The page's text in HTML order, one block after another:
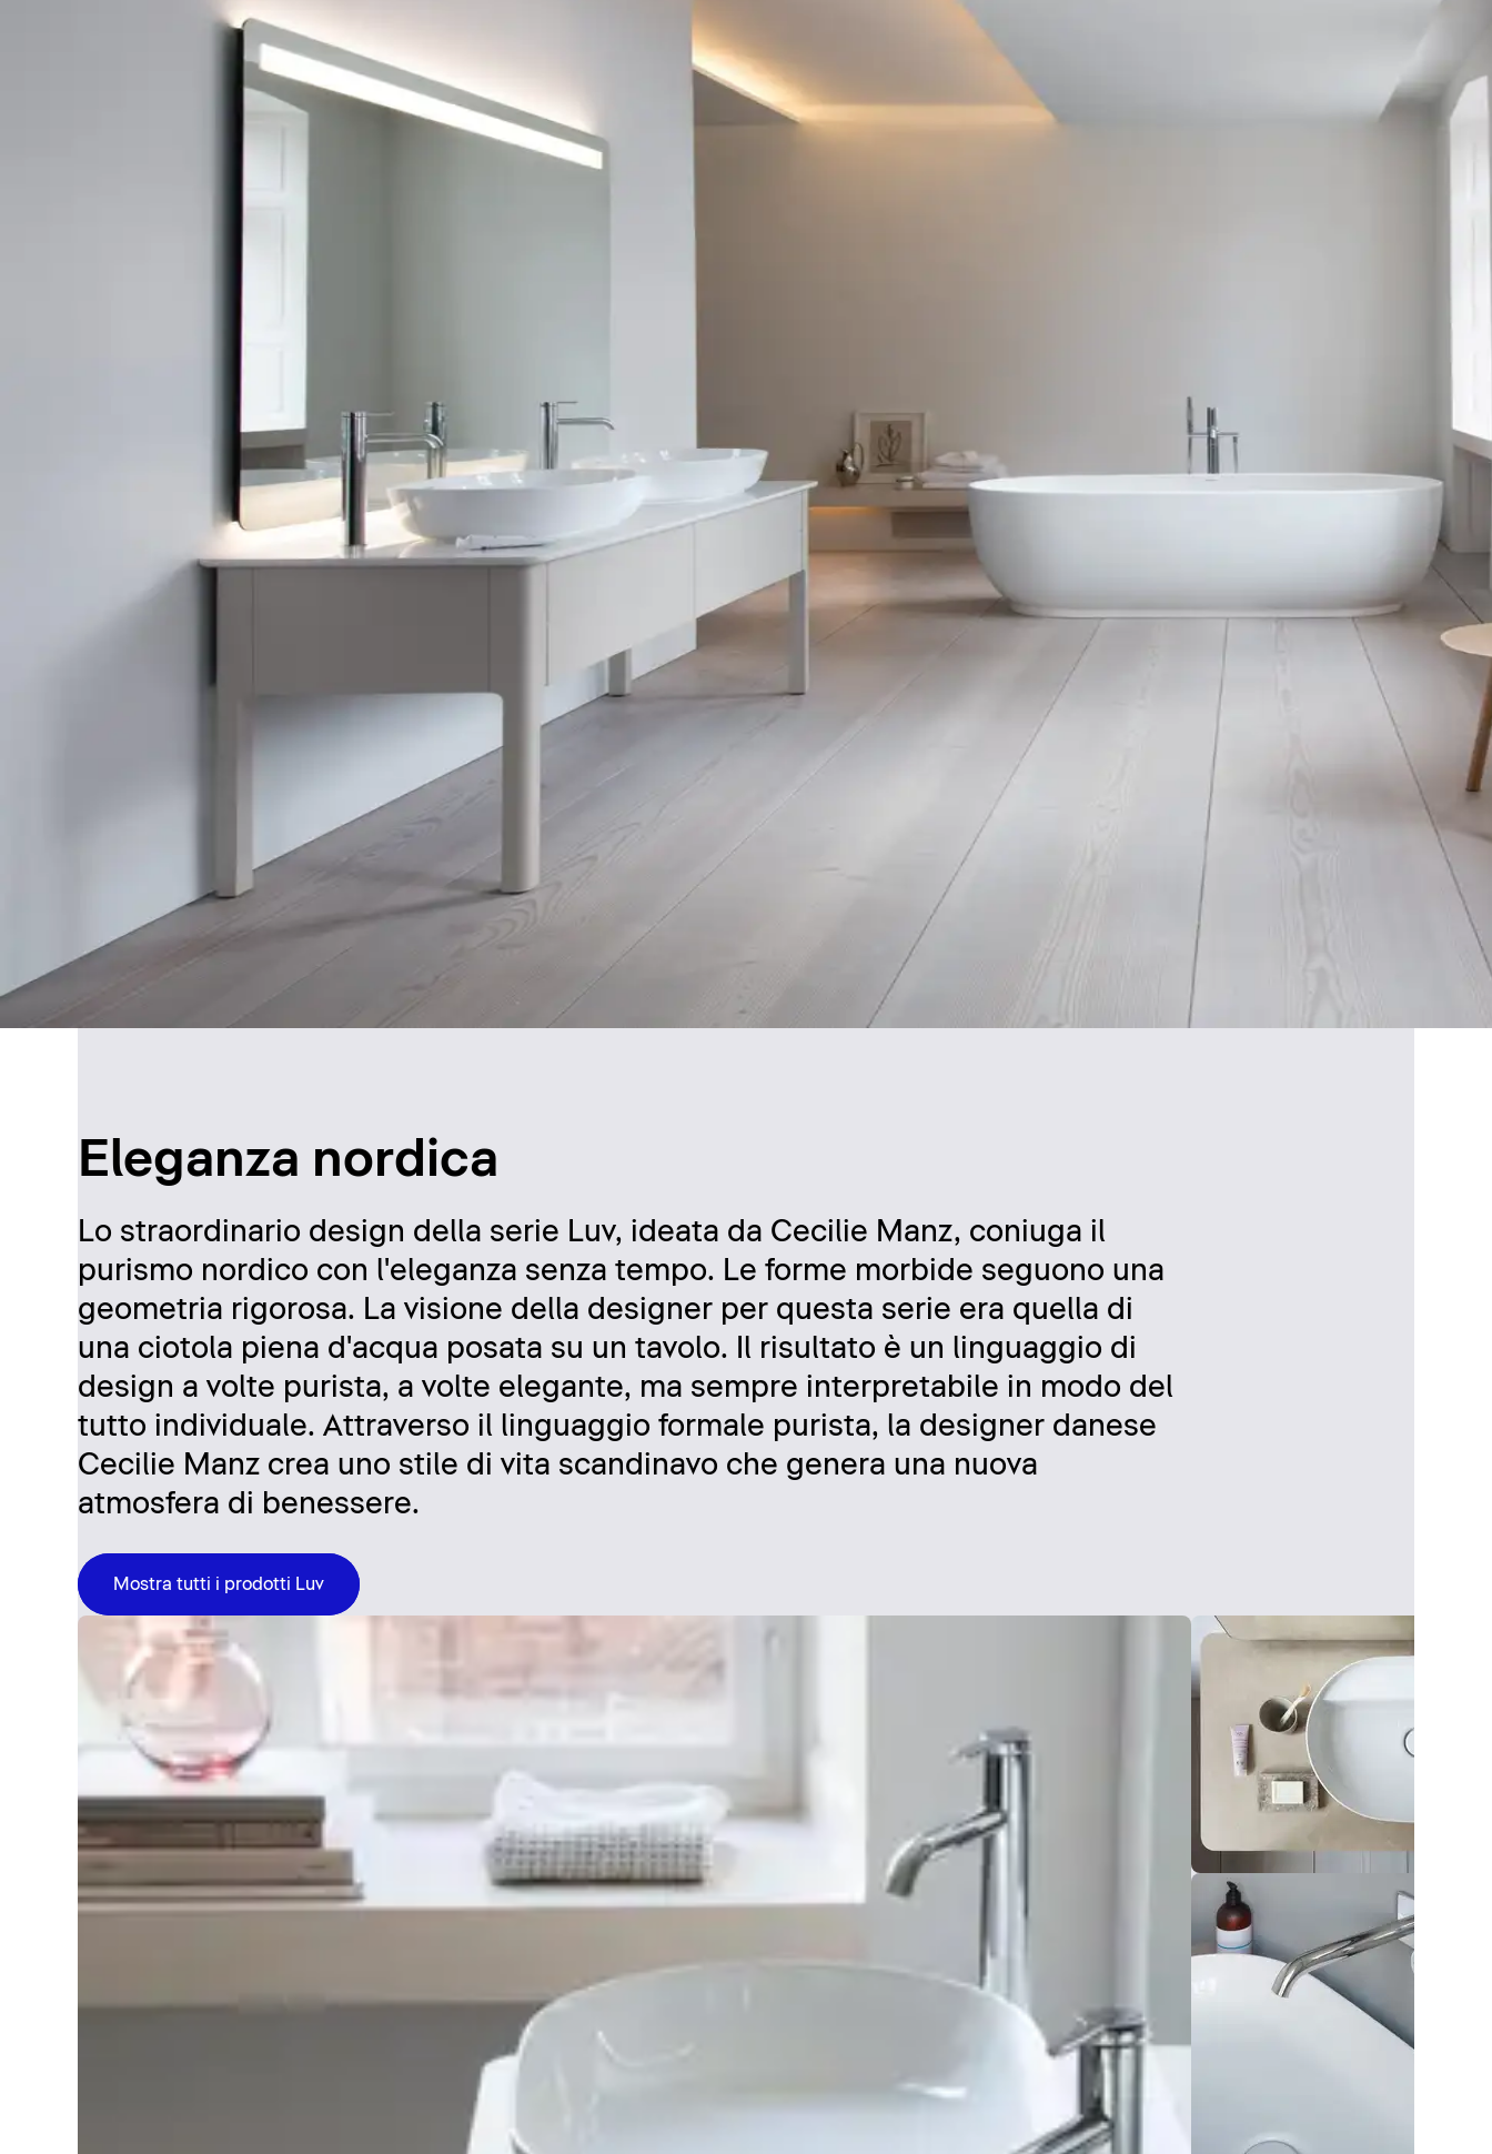
Eleganza nordica
Lo straordinario design della serie Luv, ideata da Cecilie Manz, coniuga il
purismo nordico con l'eleganza senza tempo. Le forme morbide seguono una
geometria rigorosa. La visione della designer per questa serie era quella di
una ciotola piena d'acqua posata su un tavolo. Il risultato è un linguaggio di
design a volte purista, a volte elegante, ma sempre interpretabile in modo del
tutto individuale. Attraverso il linguaggio formale purista, la designer danese
Cecilie Manz crea uno stile di vita scandinavo che genera una nuova
atmosfera di benessere.
Mostra tutti i prodotti Luv